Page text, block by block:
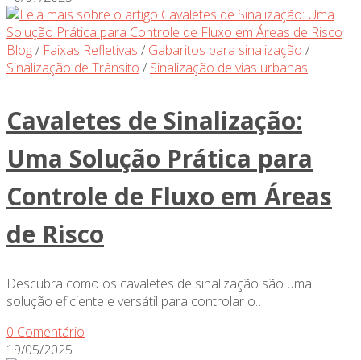
Blog/ Faixas Refletivas / Gabaritos para sinalização /
Sinalização de Trânsito / Sinalização de vias urbanas
Cavaletes de Sinalização:
Uma Solução Prática para
Controle de Fluxo em Áreas
de Risco
Descubra como os cavaletes de sinalização são uma
solução eficiente e versátil para controlar o…
0 Comentário
19/05/2025